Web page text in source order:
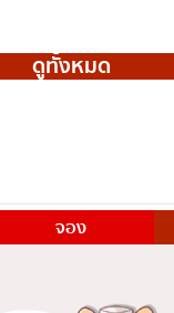
ดูทั้งหมด
จอง